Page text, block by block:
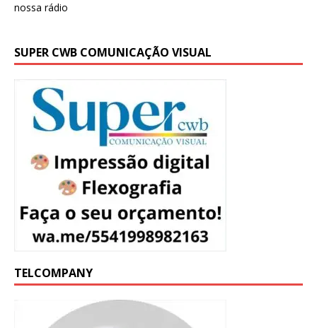
SUPER CWB COMUNICAÇÃO VISUAL
TELCOMPANY